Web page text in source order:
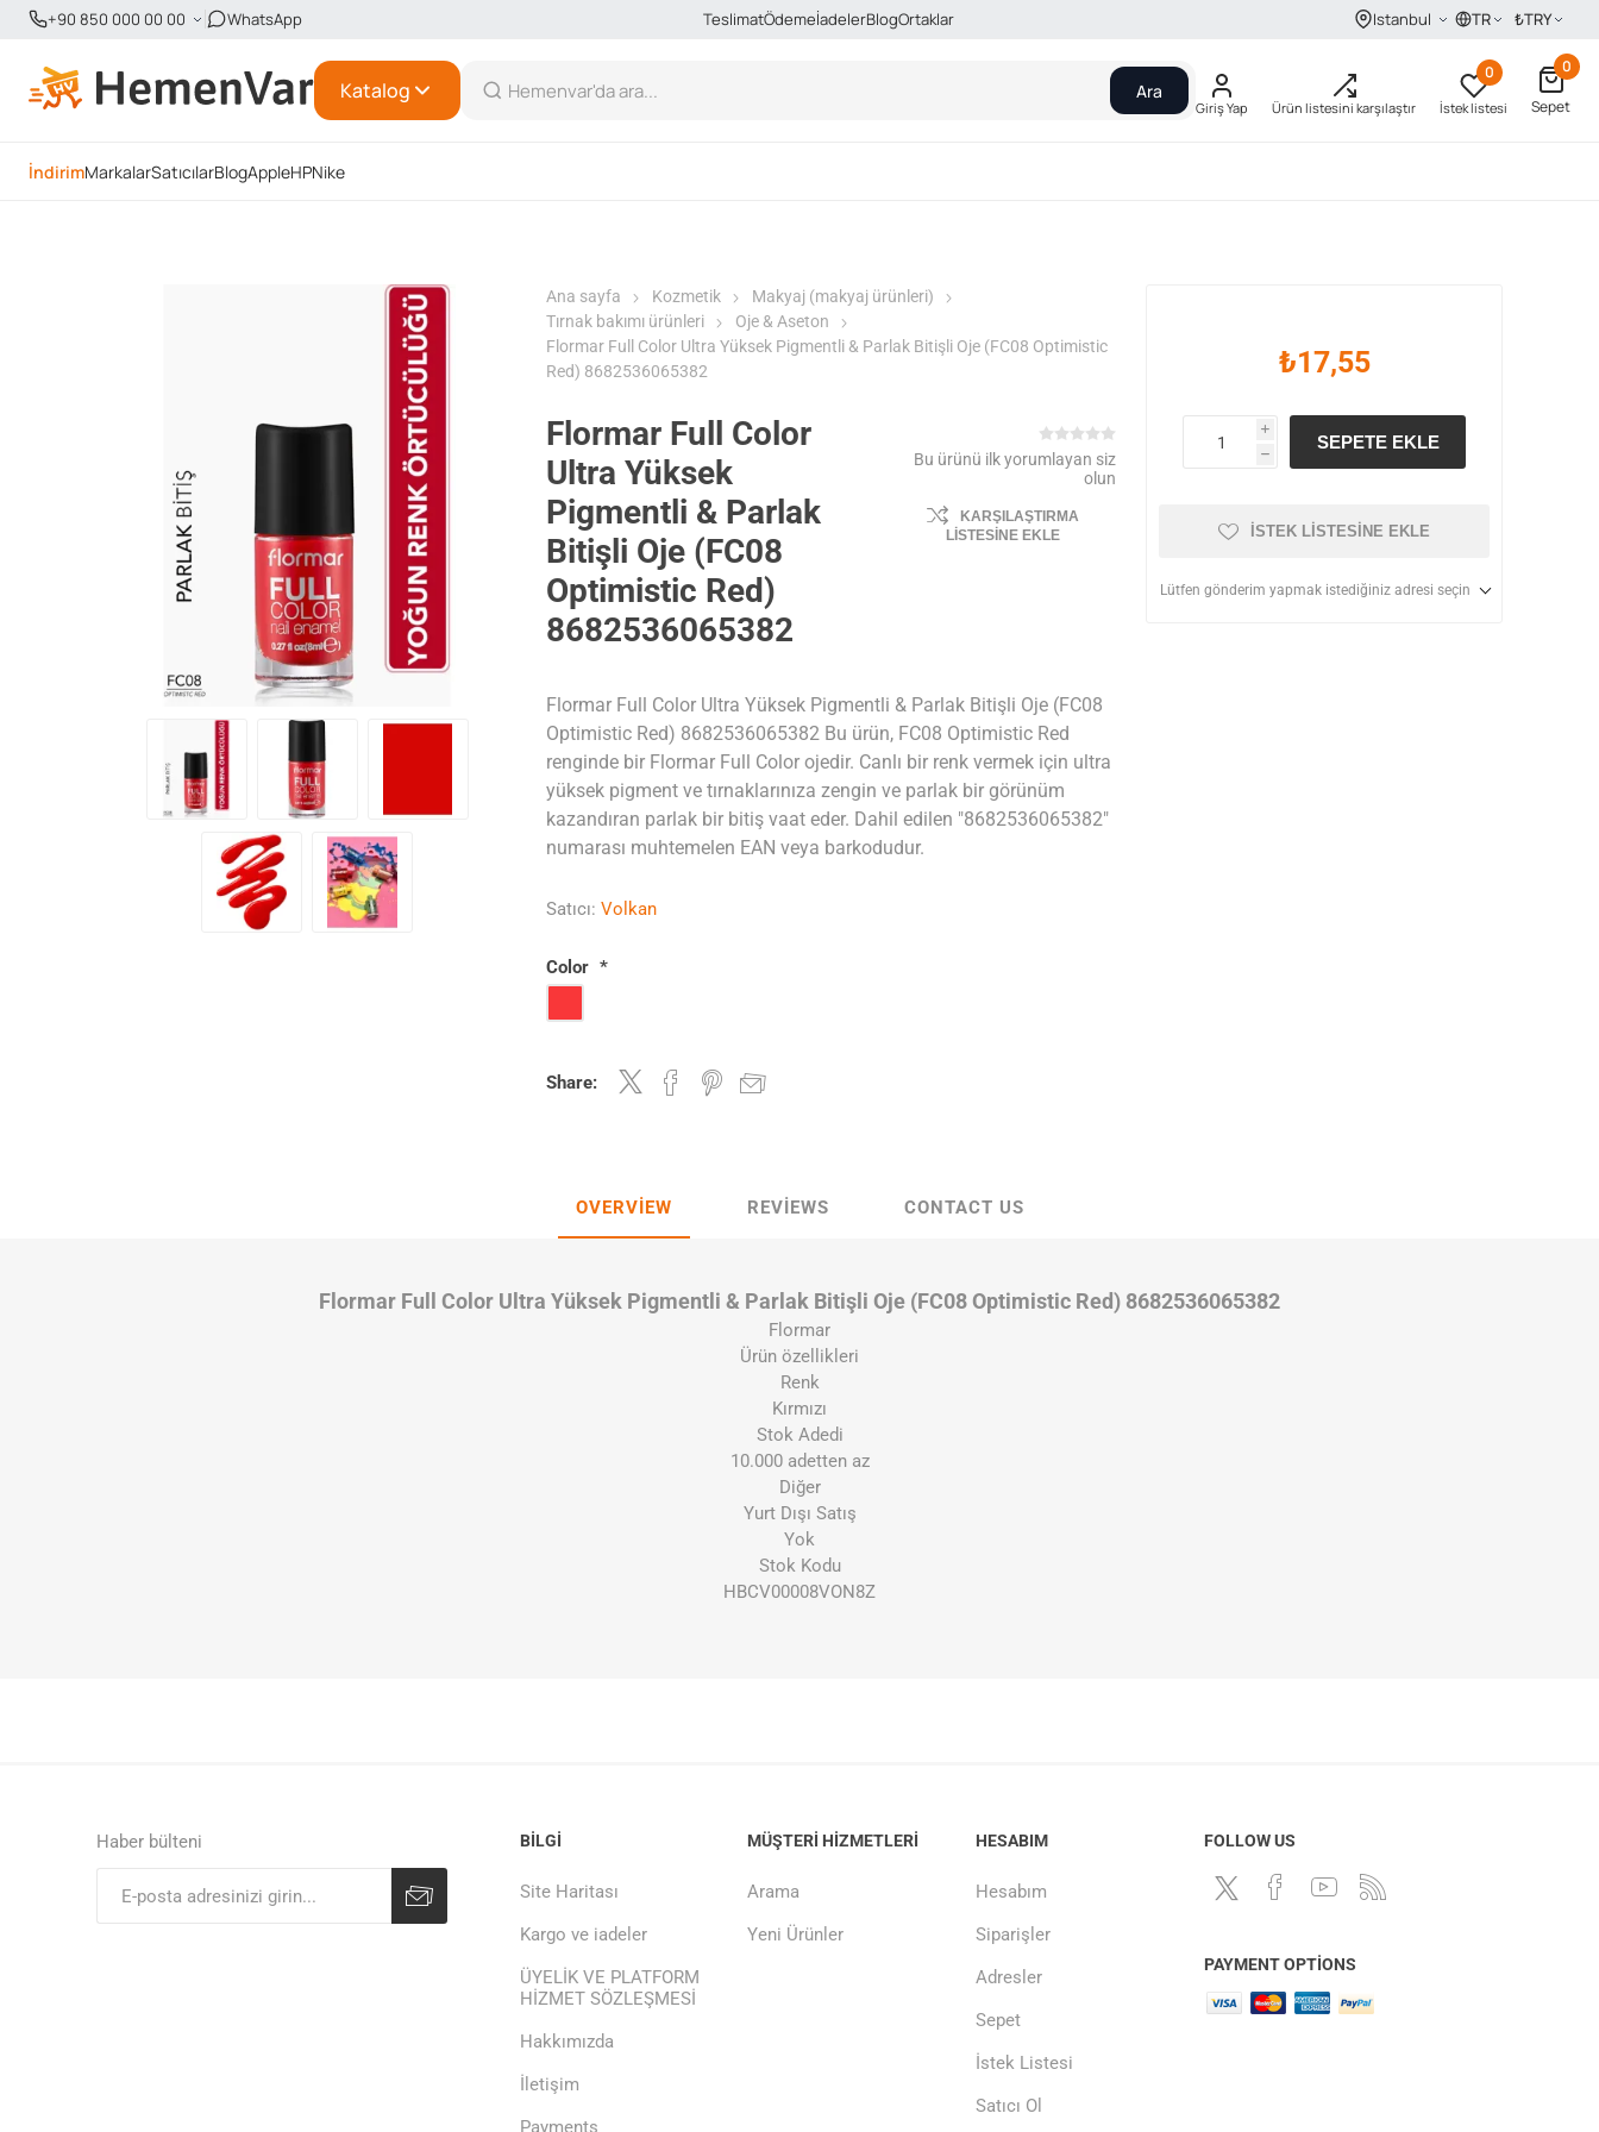
+90 850 000 00 00 WhatsApp TeslimatÖdemeİadelerBlogOrtaklar Istanbul TR ₺TRY
Katalog Ara
Giriş Yap Ürün listesini karşılaştır İstek listesi
0
0
Sepet
İndirimMarkalarSatıcılarBlogAppleHPNike
Ana sayfa Kozmetik
Makyaj (makyaj ürünleri)
Tırnak bakımı ürünleri
Oje & Aseton
Flormar Full Color Ultra Yüksek Pigmentli & Parlak Bitişli Oje (FC08 Optimistic
Red) 8682536065382
Flormar Full Color
Ultra Yüksek
Pigmentli & Parlak
Bitişli Oje (FC08
Optimistic Red)
8682536065382
Bu ürünü ilk yorumlayan siz
olun
KARŞILAŞTIRMA
LISTESINE EKLE
Flormar Full Color Ultra Yüksek Pigmentli & Parlak Bitişli Oje (FC08
Optimistic Red) 8682536065382 Bu ürün, FC08 Optimistic Red
renginde bir Flormar Full Color ojedir. Canlı bir renk vermek için ultra
yüksek pigment ve tırnaklarınıza zengin ve parlak bir görünüm
kazandıran parlak bir bitiş vaat eder. Dahil edilen "8682536065382"
numarası muhtemelen EAN veya barkodudur.
Satıcı: Volkan
Color *
Share:
₺17,55
i
h
SEPETE EKLE
İSTEK LISTESINE EKLE
Lütfen gönderim yapmak istediğiniz adresi seçin
OVERVIEW REVIEWS CONTACT US
Flormar Full Color Ultra Yüksek Pigmentli & Parlak Bitişli Oje (FC08 Optimistic Red) 8682536065382
Flormar
Ürün özellikleri
Renk
Kırmızı
Stok Adedi
10.000 adetten az
Diğer
Yurt Dışı Satış
Yok
Stok Kodu
HBCV00008VON8Z
Haber bülteni BILGI
Site Haritası
Kargo ve iadeler
ÜYELİK VE PLATFORM
HİZMET SÖZLEŞMESİ
Hakkımızda
İletişim
Payments
MÜŞTERI HIZMETLERI
Arama
Yeni Ürünler
HESABIM
Hesabım
Siparişler
Adresler
Sepet
İstek Listesi
Satıcı Ol
FOLLOW US
PAYMENT OPTIONS